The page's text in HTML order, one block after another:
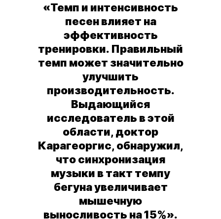
«Темп и интенсивность
песен влияет на
эффективность
тренировки. Правильный
темп может значительно
улучшить
производительность.
Выдающийся
исследователь в этой
области, доктор
Карагеоргис, обнаружил,
что синхронизация
музыки в такт темпу
бегуна увеличивает
мышечную
выносливость на 15%».